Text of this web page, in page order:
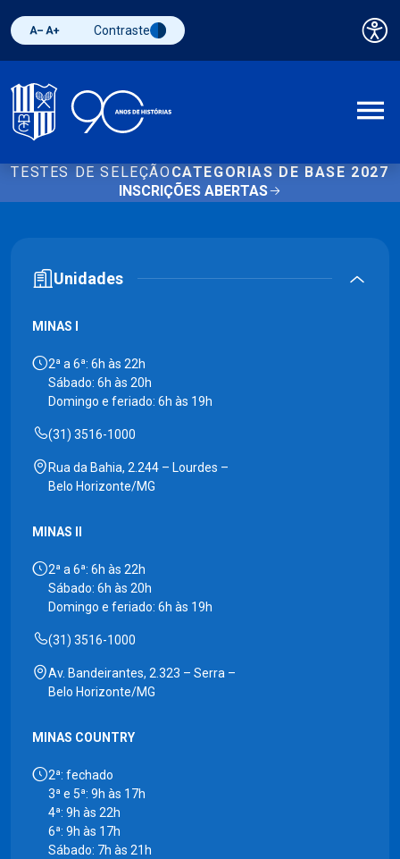
Diminuir fonte
Aumentar fonteAlternar contraste
Contraste
TESTES DE SELEÇÃO CATEGORIAS DE BASE 2027
INSCRIÇÕES ABERTAS
Unidades
MINAS I
2ª a 6ª: 6h às 22h
Sábado: 6h às 20h
Domingo e feriado: 6h às 19h
(31) 3516-1000
Rua da Bahia, 2.244 – Lourdes –
Belo Horizonte/MG
MINAS II
2ª a 6ª: 6h às 22h
Sábado: 6h às 20h
Domingo e feriado: 6h às 19h
(31) 3516-1000
Av. Bandeirantes, 2.323 – Serra –
Belo Horizonte/MG
MINAS COUNTRY
2ª: fechado
3ª e 5ª: 9h às 17h
4ª: 9h às 22h
6ª: 9h às 17h
Sábado: 7h às 21h